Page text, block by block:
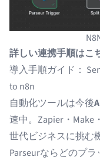
詳しい連携手順はこ
導入手順ガイド：
to n8n
自動化ツールは今後
速中。Zapier・Make
世代ビジネスに挑む
Parseurならどのプ